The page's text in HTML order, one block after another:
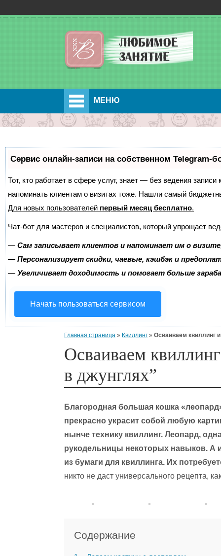
МЕНЮ
Сервис онлайн-записи на собственном Telegram-
Тот, кто работает в сфере услуг, знает — без ведения
напоминать клиентам о визитах тоже. Нашли самый
Для новых пользователей первый месяц бесплатно.
Чат-бот для мастеров и специалистов, который упрощает
— Сам записывает клиентов и напоминает им о
— Персонализирует скидки, чаевые, кэшбэк и
— Увеличивает доходимость и помогает больше
Начать пользоваться сервисом
Главная страница » Квиллинг » Осваиваем квиллинг
Осваиваем
в джунглях”
Благородная большая кошка
прекрасно украсит собой любую
нынче технику квиллинг. Леопард,
рукодельницы некоторых навыков. А
из бумаги для квиллинга. Их
никто не даст универсального рецепта,
Содержание